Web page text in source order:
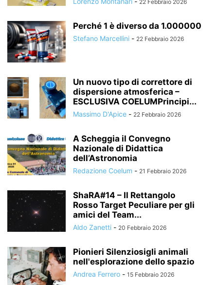
22 Febbraio 2026
Perché 1 è diverso da 1.000000
Stefano Marcellini - 22 Febbraio 2026
Un nuovo tipo di correttore di
dispersione atmosferica –
ESCLUSIVA COELUMPrincipi...
Massimo D'Apice - 22 Febbraio 2026
A Scheggia il Convegno
Nazionale di Didattica
dell’Astronomia
Redazione Coelum - 21 Febbraio 2026
ShaRA#14 – Il Rettangolo
Rosso Target Peculiare per gli
amici del Team...
Aldo Zanetti - 20 Febbraio 2026
Pionieri Silenziosigli animali
nell'esplorazione dello spazio
Andrea Ferrero - 15 Febbraio 2026